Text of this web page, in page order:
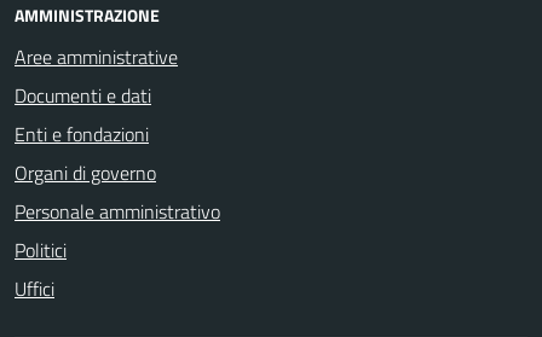
AMMINISTRAZIONE
Aree amministrative
Documenti e dati
Enti e fondazioni
Organi di governo
Personale amministrativo
Politici
Uffici